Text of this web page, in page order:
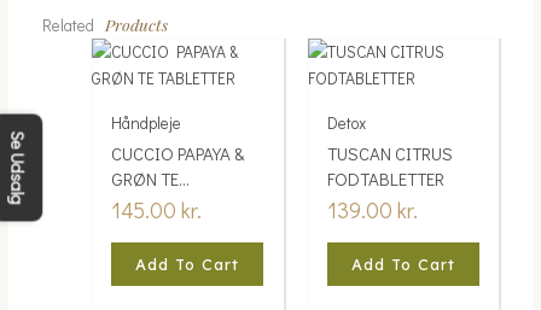
Related Products
Håndpleje
CUCCIO PAPAYA &
GRØN TE
TABLETTER
145.00kr.
Add To Cart
Detox
TUSCAN CITRUS
FODTABLETTER
139.00 kr.
Add To Cart
Se Udsalg